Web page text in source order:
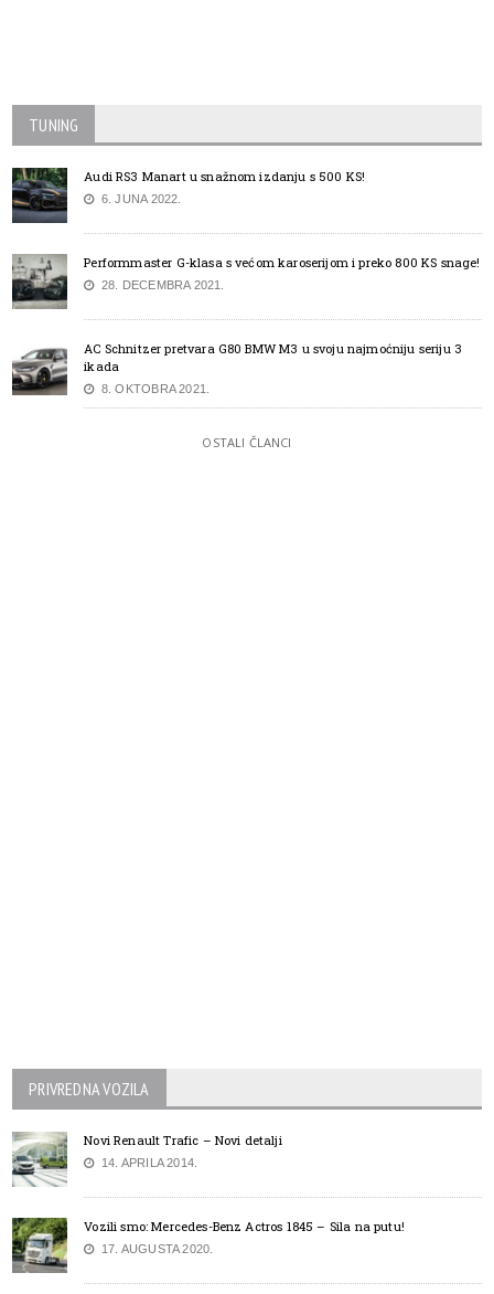
TUNING
Audi RS3 Manart u snažnom izdanju s 500 KS!
6. JUNA 2022.
Performmaster G-klasa s većom karoserijom i preko 800 KS snage!
28. DECEMBRA 2021.
AC Schnitzer pretvara G80 BMW M3 u svoju najmoćniju seriju 3
ikada
8. OKTOBRA 2021.
OSTALI ČLANCI
PRIVREDNA VOZILA
Novi Renault Trafic – Novi detalji
14. APRILA 2014.
Vozili smo: Mercedes-Benz Actros 1845 – Sila na putu!
17. AUGUSTA 2020.